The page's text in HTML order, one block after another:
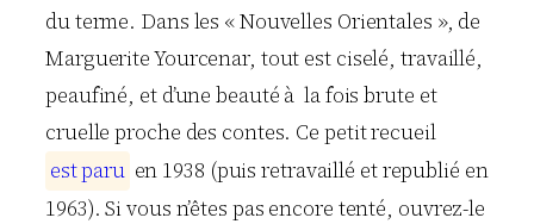
du terme. Dans les « Nouvelles Orientales », de
Marguerite Yourcenar, tout est ciselé, travaillé,
peaufiné, et d’une beauté à la fois brute et
cruelle proche des contes. Ce petit recueil
estparu en 1938 (puis retravaillé et republié en
1963). Si vous n’êtes pas encore tenté, ouvrez-le